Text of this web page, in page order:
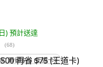
) 預計送達
(68)
再省 $75 (王道卡)